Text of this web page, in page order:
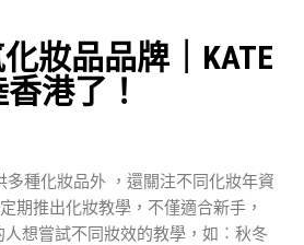
妝品品牌｜KATE
香港了！
多種化妝品外 ，還關注不同化妝年資
期推出化妝教學，不僅適合新手，
想嘗試不同妝效的教學，如︰秋冬